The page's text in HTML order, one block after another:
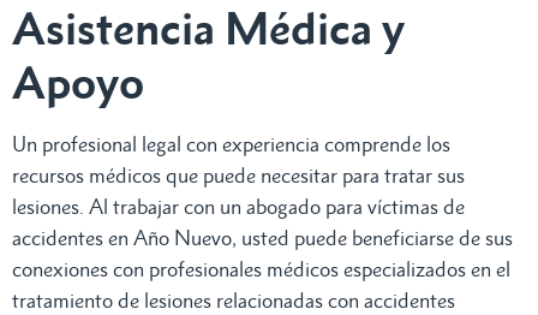
Asistencia Médica y
Apoyo
Un profesional legal con experiencia comprende los
recursos médicos que puede necesitar para tratar sus
lesiones. Al trabajar con un abogado para víctimas de
accidentes en Año Nuevo, usted puede beneficiarse de sus
conexiones con profesionales médicos especializados en el
tratamiento de lesiones relacionadas con accidentes